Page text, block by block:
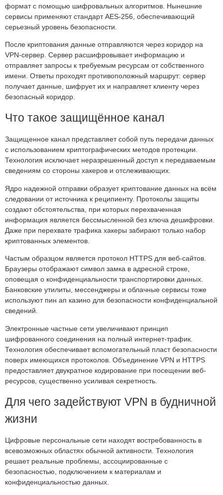
формат с помощью шифровальных алгоритмов. Нынешние
сервисы применяют стандарт AES-256, обеспечивающий
серьезный уровень безопасности.
После криптования данные отправляются через коридор на
VPN-сервер. Сервер расшифровывает информацию и
отправляет запросы к требуемым ресурсам от собственного
имени. Ответы проходят противоположный маршрут: сервер
получает данные, шифрует их и направляет клиенту через
безопасный коридор.
Что такое защищённое канал
Защищенное канал представляет собой путь передачи данных
с использованием криптографических методов протекции.
Технология исключает неразрешенный доступ к передаваемым
сведениям со стороны хакеров и отслеживающих.
Ядро надежной отправки образует криптование данных на всём
следовании от источника к реципиенту. Протоколы защиты
создают обстоятельства, при которых перехваченная
информация является бессмысленной без ключа дешифровки.
Даже при перехвате трафика хакеры забирают только набор
криптованных элементов.
Частым образцом является протокол HTTPS для веб-сайтов.
Браузеры отображают символ замка в адресной строке,
оповещая о конфиденциальности транспортировки данных.
Банковские утилиты, мессенджеры и облачные сервисы тоже
используют пин ап казино для безопасности конфиденциальной
сведений.
Электронные частные сети увеличивают принцип
шифрованного соединения на полный интернет-трафик.
Технология обеспечивает вспомогательный пласт безопасности
поверх имеющихся протоколов. Объединение VPN и HTTPS
предоставляет двукратное кодирование при посещении веб-
ресурсов, существенно усиливая секретность.
Для чего задействуют VPN в будничной
жизни
Цифровые персональные сети находят востребованность в
всевозможных областях обычной активности. Технология
решает реальные проблемы, ассоциированные с
безопасностью, подключением к материалам и
конфиденциальностью данных.